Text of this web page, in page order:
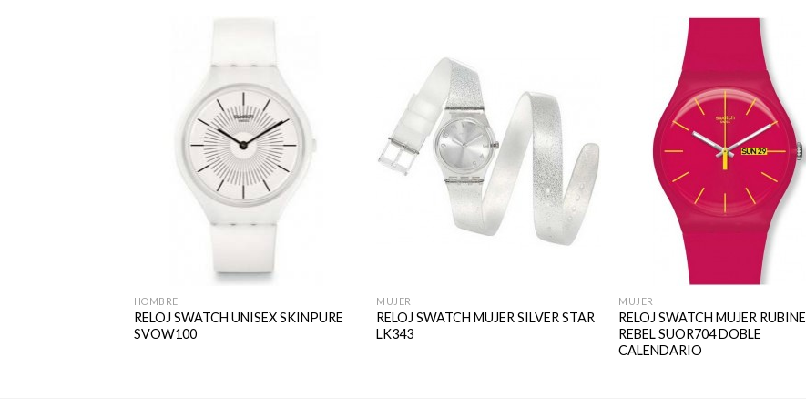
HOMBRE
RELOJ SWATCH UNISEX SKINPURE
SVOW100
MUJER
RELOJ SWATCH MUJER SILVER STAR
LK343
MUJER
RELOJ SWATCH MUJER RUBINE
REBEL SUOR704 DOBLE
CALENDARIO